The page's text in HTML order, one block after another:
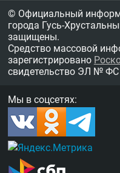
© Официальный
города Гусь-
защищены.
Средство массовой
зарегистрировано
свидетельство ЭЛ № ФС
Мы в соцсетях: